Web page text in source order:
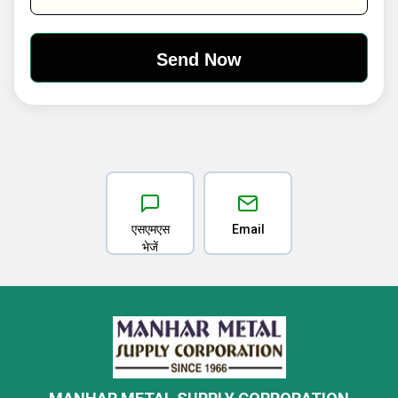
एसएमएस
भेजें
Email